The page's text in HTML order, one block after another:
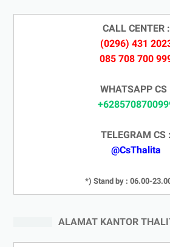
CALL CENTER :
(0296) 431
085 708 700
WHATSAPP CS
TELEGRAM CS :
@CsThalita
*) Stand by : 06.00-
ALAMAT KANTOR